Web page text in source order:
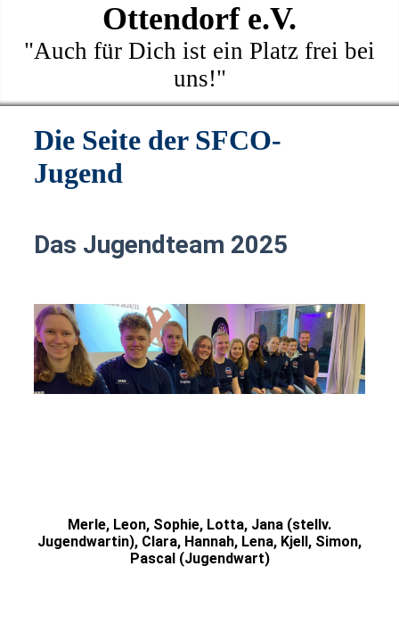
Ottendorf e.V.
"Auch für Dich ist ein Platz frei bei
uns!"
Die Seite der SFCO-
Jugend
Das Jugendteam 2025
Merle, Leon, Sophie, Lotta, Jana (stellv.
Jugendwartin), Clara, Hannah, Lena, Kjell, Simon,
Pascal (Jugendwart)